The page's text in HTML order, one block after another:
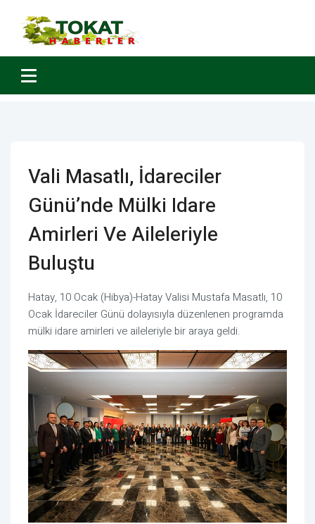
Vali Masatlı, İdareciler
Günü’nde Mülki Idare
Amirleri Ve Aileleriyle
Buluştu
Hatay, 10 Ocak (Hibya)-Hatay Valisi Mustafa Masatlı, 10
Ocak İdareciler Günü dolayısıyla düzenlenen programda
mülki idare amirleri ve aileleriyle bir araya geldi.